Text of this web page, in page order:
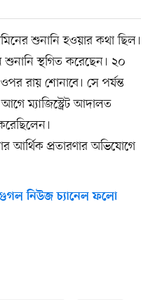
শুনানি হওয়ার কথা ছিল।
শুনানি স্থগিত করেছেন। ২০
রায় শোনাবে। সে পর্যন্ত
ম্যাজিস্ট্রেট আদালত
আর্থিক প্রতারণার অভিযোগে
নিউজ চ্যানেল ফলো